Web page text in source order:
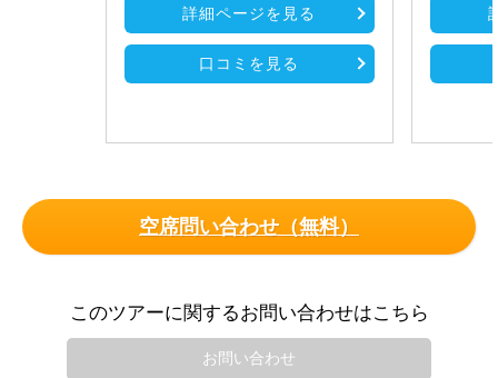
詳細ページを見る
口コミを見る
空席問い合わせ（無料）
このツアーに関するお問い合わせはこちら
お問い合わせ